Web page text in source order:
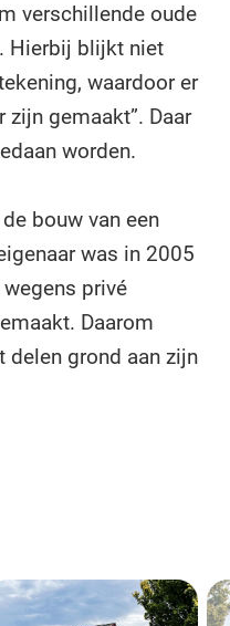
verschillende oude
Hierbij blijkt niet
waardoor er
gemaakt”. Daar
worden.
bouw van een
was in 2005
privé
Daarom
delen grond aan zijn